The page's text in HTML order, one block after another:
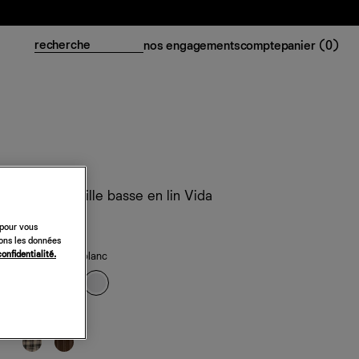
nos engagementscomptepanier (0)
Pantalon taille basse en lin Vida
218 €
classiques — blanc
vous
les données